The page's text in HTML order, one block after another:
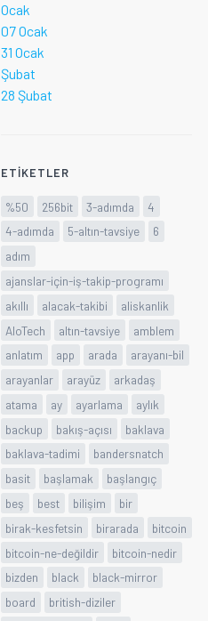
Ocak
07 Ocak
31 Ocak
Şubat
28 Şubat
ETIKETLER
%50 256bit 3-adımda
4
4-adımda
5-altın-tavsiye
6
adım
ajanslar-için-iş-takip-programı
akıllı
alacak-takibi
aliskanlik
AloTech
altın-tavsiye
amblem
anlatım
app arada
arayanı-bil
arayanlar
arayüz
arkadaş
atama
ay ayarlama
aylık
backup
bakış-açısı
baklava
baklava-tadimi
bandersnatch
basit
başlamak
başlangıç
beş
best bilişim
bir
birak-kesfetsin
birarada
bitcoin
bitcoin-ne-değildir
bitcoin-nedir
bizden
black
black-mirror
board
british-diziler